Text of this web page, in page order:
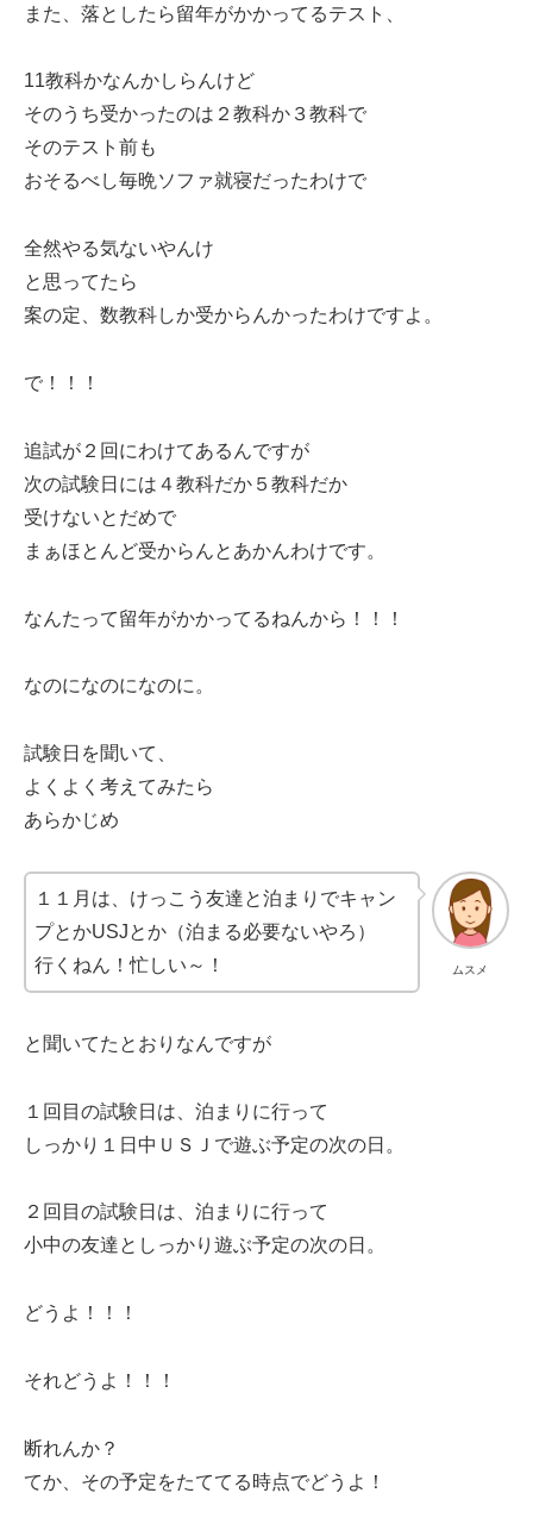
また、落としたら留年がかかってるテスト、
11教科かなんかしらんけど
そのうち受かったのは２教科か３教科で
そのテスト前も
おそるべし毎晩ソファ就寝だったわけで
全然やる気ないやんけ
と思ってたら
案の定、数教科しか受からんかったわけですよ。
で！！！
追試が２回にわけてあるんですが
次の試験日には４教科だか５教科だか
受けないとだめで
まぁほとんど受からんとあかんわけです。
なんたって留年がかかってるねんから！！！
なのになのになのに。
試験日を聞いて、
よくよく考えてみたら
あらかじめ
ムスメ
１１月は、けっこう友達と泊まりでキャン
プとかUSJとか（泊まる必要ないやろ）
行くねん！忙しい～！
と聞いてたとおりなんですが
１回目の試験日は、泊まりに行って
しっかり１日中ＵＳＪで遊ぶ予定の次の日。
２回目の試験日は、泊まりに行って
小中の友達としっかり遊ぶ予定の次の日。
どうよ！！！
それどうよ！！！
断れんか？
てか、その予定をたててる時点でどうよ！